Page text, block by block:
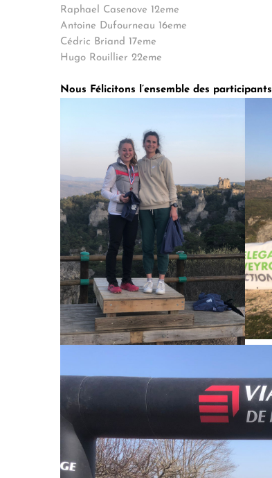
Raphael Casenove 12eme
Antoine Dufourneau 16eme
Cédric Briand 17eme
Hugo Rouillier 22eme
Nous Félicitons l’ensemble des participants